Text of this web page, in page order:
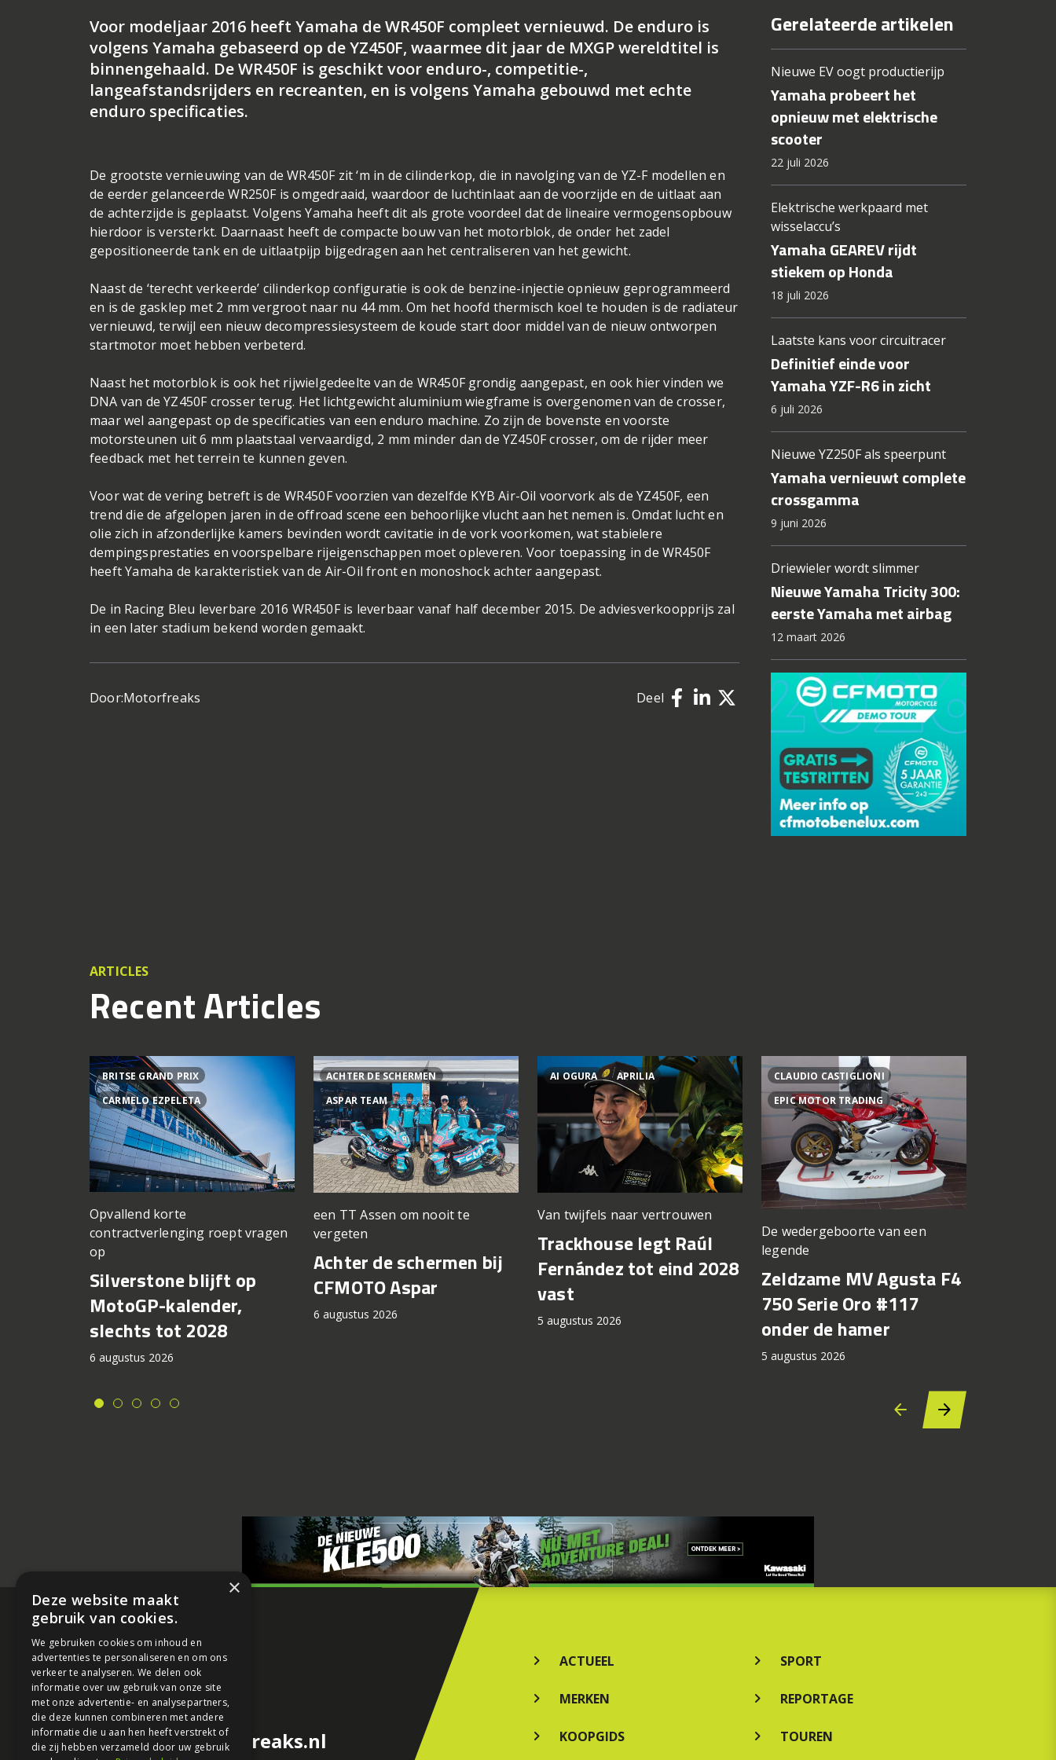
Voor modeljaar 2016 heeft Yamaha de WR450F compleet vernieuwd. De enduro is
volgens Yamaha gebaseerd op de YZ450F, waarmee dit jaar de MXGP wereldtitel is
binnengehaald. De WR450F is geschikt voor enduro-, competitie-,
langeafstandsrijders en recreanten, en is volgens Yamaha gebouwd met echte
enduro specificaties.
De grootste vernieuwing van de WR450F zit ‘m in de cilinderkop, die in navolging van de YZ-F modellen en
de eerder gelanceerde WR250F is omgedraaid, waardoor de luchtinlaat aan de voorzijde en de uitlaat aan
de achterzijde is geplaatst. Volgens Yamaha heeft dit als grote voordeel dat de lineaire vermogensopbouw
hierdoor is versterkt. Daarnaast heeft de compacte bouw van het motorblok, de onder het zadel
gepositioneerde tank en de uitlaatpijp bijgedragen aan het centraliseren van het gewicht.
Naast de ‘terecht verkeerde’ cilinderkop configuratie is ook de benzine-injectie opnieuw geprogrammeerd
en is de gasklep met 2 mm vergroot naar nu 44 mm. Om het hoofd thermisch koel te houden is de radiateur
vernieuwd, terwijl een nieuw decompressiesysteem de koude start door middel van de nieuw ontworpen
startmotor moet hebben verbeterd.
Naast het motorblok is ook het rijwielgedeelte van de WR450F grondig aangepast, en ook hier vinden we
DNA van de YZ450F crosser terug. Het lichtgewicht aluminium wiegframe is overgenomen van de crosser,
maar wel aangepast op de specificaties van een enduro machine. Zo zijn de bovenste en voorste
motorsteunen uit 6 mm plaatstaal vervaardigd, 2 mm minder dan de YZ450F crosser, om de rijder meer
feedback met het terrein te kunnen geven.
Voor wat de vering betreft is de WR450F voorzien van dezelfde KYB Air-Oil voorvork als de YZ450F, een
trend die de afgelopen jaren in de offroad scene een behoorlijke vlucht aan het nemen is. Omdat lucht en
olie zich in afzonderlijke kamers bevinden wordt cavitatie in de vork voorkomen, wat stabielere
dempingsprestaties en voorspelbare rijeigenschappen moet opleveren. Voor toepassing in de WR450F
heeft Yamaha de karakteristiek van de Air-Oil front en monoshock achter aangepast.
De in Racing Bleu leverbare 2016 WR450F is leverbaar vanaf half december 2015. De adviesverkoopprijs zal
in een later stadium bekend worden gemaakt.
Door:Motorfreaks Deel
Gerelateerde artikelen
Nieuwe EV oogt productierijp
Yamaha probeert het
opnieuw met elektrische
scooter
22 juli 2026
Elektrische werkpaard met
wisselaccu’s
Yamaha GEAREV rijdt
stiekem op Honda
18 juli 2026
Laatste kans voor circuitracer
Definitief einde voor
Yamaha YZF-R6 in zicht
6 juli 2026
Nieuwe YZ250F als speerpunt
Yamaha vernieuwt complete
crossgamma
9 juni 2026
Driewieler wordt slimmer
Nieuwe Yamaha Tricity 300:
eerste Yamaha met airbag
12 maart 2026
ARTICLES
Recent Articles
BRITSE GRAND PRIX
CARMELO EZPELETA
Opvallend korte
contractverlenging roept vragen
op
Silverstone blijft op
MotoGP-kalender,
slechts tot 2028
6 augustus 2026
ACHTER DE SCHERMEN
ASPAR TEAM
een TT Assen om nooit te
vergeten
Achter de schermen bij
CFMOTO Aspar
6 augustus 2026
AI OGURA APRILIA
Van twijfels naar vertrouwen
Trackhouse legt Raúl
Fernández tot eind 2028
vast
5 augustus 2026
CLAUDIO CASTIGLIONI
EPIC MOTOR TRADING
De wedergeboorte van een
legende
Zeldzame MV Agusta F4
750 Serie Oro #117
onder de hamer
5 augustus 2026
redactie@motorfreaks.nl
ACTUEEL
MERKEN
KOOPGIDS
SPORT
REPORTAGE
TOUREN
×
Deze website maakt
gebruik van cookies.
We gebruiken cookies om inhoud en
advertenties te personaliseren en om ons
verkeer te analyseren. We delen ook
informatie over uw gebruik van onze site
met onze advertentie- en analysepartners,
die deze kunnen combineren met andere
informatie die u aan hen heeft verstrekt of
die zij hebben verzameld door uw gebruik